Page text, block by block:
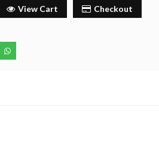
View Cart Checkout